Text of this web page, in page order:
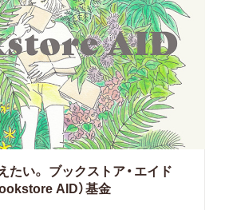
たい。 ブックストア・エイド
AID）基金